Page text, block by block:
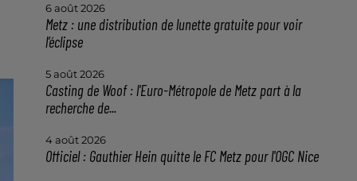
6 août 2026
Metz : une distribution de lunette gratuite pour voir
l’éclipse
5 août 2026
Casting de Woof : l'Euro-Métropole de Metz part à la
recherche de...
4 août 2026
Officiel : Gauthier Hein quitte le FC Metz pour l'OGC Nice